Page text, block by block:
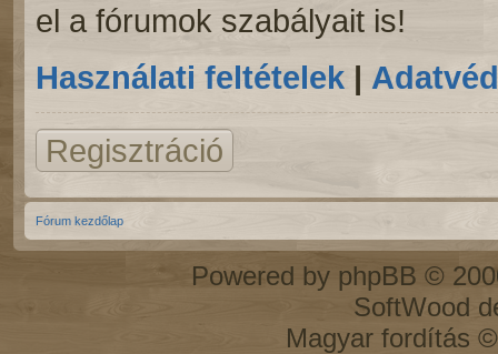
el a fórumok szabályait is!
Használati feltételek |
Regisztráció
Fórum kezdőlap
Powered by phpBB ©
SoftWood
Magyar fordítás